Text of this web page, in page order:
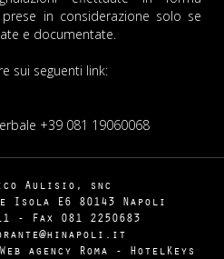
in considerazione solo se
e documentate.
sui seguenti link:
+39 081 19060068
Aulisio, snc
Isola E6 80143 Napoli
- Fax 081 2250683
Web agency Roma - HotelKeys